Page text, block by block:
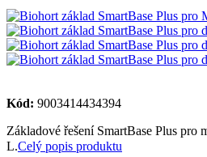
Kód: 9003414434394
Základové řešení SmartBase Plus pro
L.Celý popis produktu